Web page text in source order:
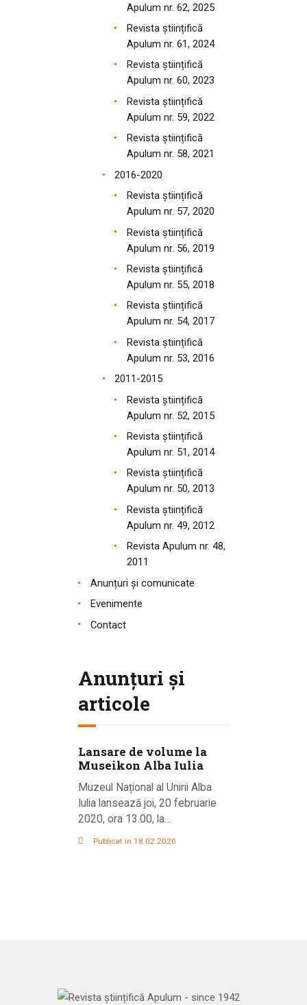
Apulum nr. 62, 2025
Revista științifică
Apulum nr. 61, 2024
Revista științifică
Apulum nr. 60, 2023
Revista științifică
Apulum nr. 59, 2022
Revista științifică
Apulum nr. 58, 2021
2016-2020
Revista științifică
Apulum nr. 57, 2020
Revista științifică
Apulum nr. 56, 2019
Revista științifică
Apulum nr. 55, 2018
Revista științifică
Apulum nr. 54, 2017
Revista științifică
Apulum nr. 53, 2016
2011-2015
Revista științifică
Apulum nr. 52, 2015
Revista științifică
Apulum nr. 51, 2014
Revista științifică
Apulum nr. 50, 2013
Revista științifică
Apulum nr. 49, 2012
Revista Apulum nr. 48,
2011
Anunțuri și comunicate
Evenimente
Contact
Anunțuri și
articole
Lansare de volume la
Museikon Alba Iulia
Muzeul Național al Unirii Alba
Iulia lansează joi, 20 februarie
2020, ora 13.00, la…
Publicat în 18.02.2020